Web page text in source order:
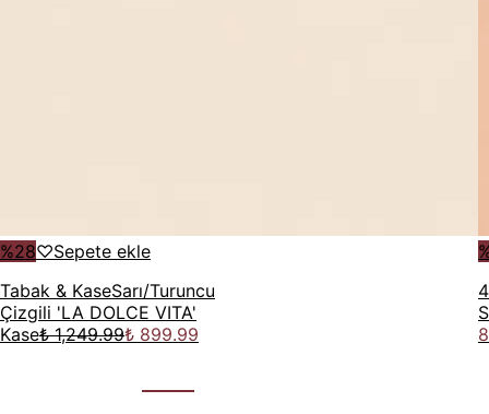
%28♡Sepete ekle
Tabak & KaseSarı/Turuncu
Çizgili 'LA DOLCE VITA'
Kase₺ 1,249.99₺ 899.99